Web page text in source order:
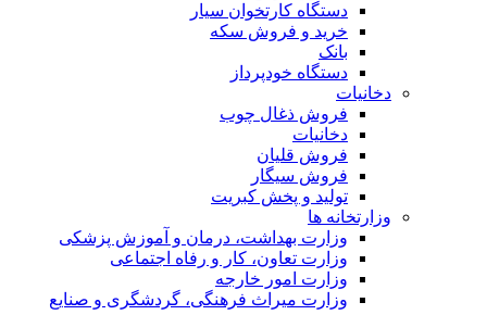
دستگاه کارتخوان سیار
خرید و فروش سکه
بانک
دستگاه خودپرداز
دخانیات
فروش ذغال چوب
دخانیات
فروش قلیان
فروش سیگار
تولید و پخش کبریت
وزارتخانه ها
وزارت بهداشت، درمان و آموزش پزشکی
وزارت تعاون، کار و رفاه اجتماعی
وزارت امور خارجه
وزارت میراث فرهنگی، گردشگری و صنایع